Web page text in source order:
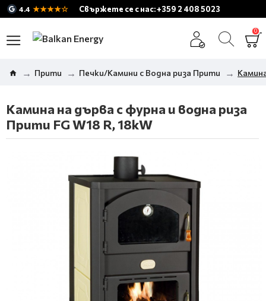
4.4 ★★★★☆ Свържете се с нас: +359 2 408 5023
0
Прити Печки/Камини с Водна риза Прити
Камина на дърва с фурна и водна риза
Прити FG W18 R, 18kW